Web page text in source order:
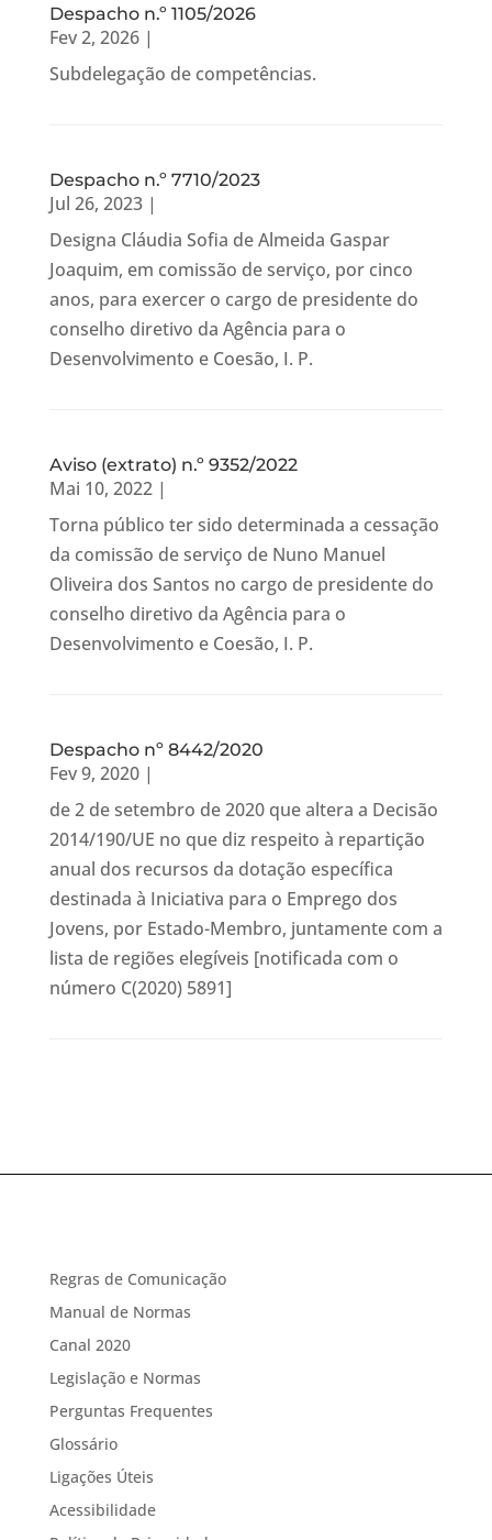
Despacho n.º 1105/2026
Fev 2, 2026|
Subdelegação de competências.
Despacho n.º 7710/2023
Jul 26, 2023|
Designa Cláudia Sofia de Almeida Gaspar
Joaquim, em comissão de serviço, por cinco
anos, para exercer o cargo de presidente do
conselho diretivo da Agência para o
Desenvolvimento e Coesão, I. P.
Aviso (extrato) n.º 9352/2022
Mai 10, 2022|
Torna público ter sido determinada a cessação
da comissão de serviço de Nuno Manuel
Oliveira dos Santos no cargo de presidente do
conselho diretivo da Agência para o
Desenvolvimento e Coesão, I. P.
Despacho nº 8442/2020
Fev 9, 2020|
de 2 de setembro de 2020 que altera a Decisão
2014/190/UE no que diz respeito à repartição
anual dos recursos da dotação específica
destinada à Iniciativa para o Emprego dos
Jovens, por Estado-Membro, juntamente com a
lista de regiões elegíveis [notificada com o
número C(2020) 5891]
Regras de Comunicação
Manual de Normas
Canal 2020
Legislação e Normas
Perguntas Frequentes
Glossário
Ligações Úteis
Acessibilidade